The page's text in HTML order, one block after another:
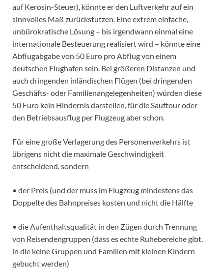
auf Kerosin-Steuer), könnte er den Luftverkehr auf ein
sinnvolles Maß zurückstutzen. Eine extrem einfache,
unbürokratische Lösung – bis irgendwann einmal eine
internationale Besteuerung realisiert wird – könnte eine
Abflugabgabe von 50 Euro pro Abflug von einem
deutschen Flughafen sein. Bei größeren Distanzen und
auch dringenden inländischen Flügen (bei dringenden
Geschäfts- oder Familienangelegenheiten) würden diese
50 Euro kein Hindernis darstellen, für die Sauftour oder
den Betriebsausflug per Flugzeug aber schon.
Für eine große Verlagerung des Personenverkehrs ist
übrigens nicht die maximale Geschwindigkeit
entscheidend, sondern
• der Preis (und der muss im Flugzeug mindestens das
Doppelte des Bahnpreises kosten und nicht die Hälfte
• die Aufenthaltsqualität in den Zügen durch Trennung
von Reisendengruppen (dass es echte Ruhebereiche gibt,
in die keine Gruppen und Familien mit kleinen Kindern
gebucht werden)